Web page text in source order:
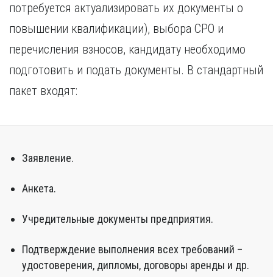
потребуется актуализировать их документы о
повышении квалификации), выбора СРО и
перечисления взносов, кандидату необходимо
подготовить и подать документы. В стандартный
пакет входят:
Заявление.
Анкета.
Учредительные документы предприятия.
Подтверждение выполнения всех требований –
удостоверения, дипломы, договоры аренды и др.